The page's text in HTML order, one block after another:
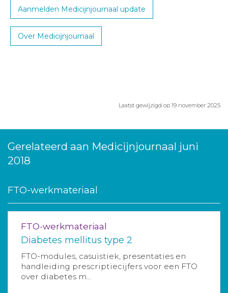
Aanmelden Medicijnjournaal update
Over Medicijnjournaal
Laatst gewijzigd op 19 november 2025
Gerelateerd aan Medicijnjournaal juni
2018
FTO-werkmateriaal
FTO-werkmateriaal
Diabetes mellitus type 2
FTO-modules, casuïstiek, presentaties en
handleiding prescriptiecijfers voor een FTO
over diabetes m...